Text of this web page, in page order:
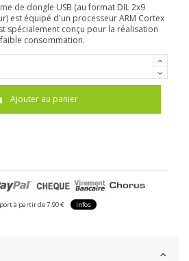
de dongle USB (au format DIL 2x9
est équipé d'un processeur ARM Cortex
spécialement conçu pour la réalisation
consommation.
Ajouter au panier
à partir de 7.90 € infos